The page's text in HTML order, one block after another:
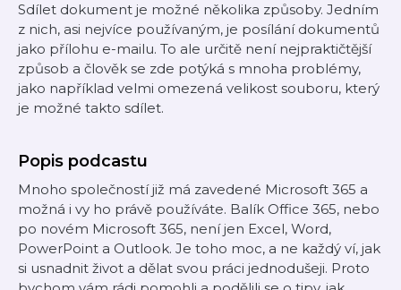
Sdílet dokument je možné několika způsoby. Jedním
z nich, asi nejvíce používaným, je posílání dokumentů
jako přílohu e-mailu. To ale určitě není nejpraktičtější
způsob a člověk se zde potýká s mnoha problémy,
jako například velmi omezená velikost souboru, který
je možné takto sdílet.
Popis podcastu
Mnoho společností již má zavedené Microsoft 365 a
možná i vy ho právě používáte. Balík Office 365, nebo
po novém Microsoft 365, není jen Excel, Word,
PowerPoint a Outlook. Je toho moc, a ne každý ví, jak
si usnadnit život a dělat svou práci jednodušeji. Proto